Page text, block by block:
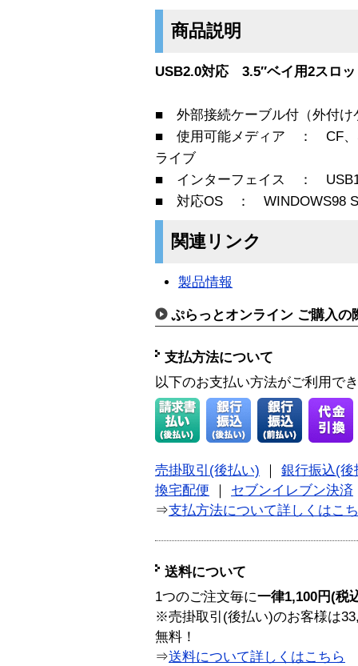
商品説明
USB2.0対応 3.5″ベイ用2スロ
■ 外部接続ケーブル付（外付け
■ 使用可能メディア ： CF、
ライブ
■ インターフェイス ：
■ 対応OS ： WINDOWS98
関連リンク
製品情報
ぷらっとオンライン ご購入の
支払方法について
以下のお支払い方法がご利用で
売掛取引(後払い)
銀行振込(後
換宅配便
セブンイレブン決済
⇒支払方法について詳しくはこ
送料について
1つのご注文毎に一律1,100円(税
※売掛取引(後払い)のお客様は
無料！
⇒送料について詳しくはこちら